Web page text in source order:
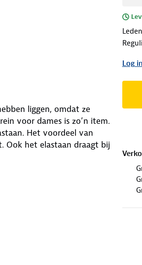
Log in
liggen, omdat ze
voor dames is zo’n item.
Het voordeel van
Ook het elastaan draagt bij